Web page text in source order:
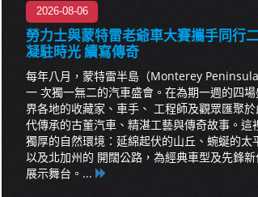
2026-08-06
勞力士與蒙特雷老爺車大賽攜手同行
凝駐時光 續寫傳奇
每年八月，蒙特雷半島（Monterey
一 次獨一無二的汽車盛會。在為期一週的四
界各地的收藏家、車手、 工程師及觀眾匯聚
代傳承的古董汽車、精湛工藝與傳奇故事。這
獨厚的自然環境：延綿起伏的山丘、蜿蜒的太
以及北加州的 開闊公路，為經典車型及先鋒
展示舞台。...